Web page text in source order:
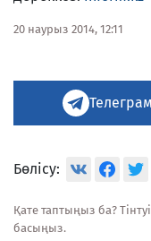
20 наурыз 2014, 12:11
Бөлісу:
Қате таптыңыз ба?
басыңыз.